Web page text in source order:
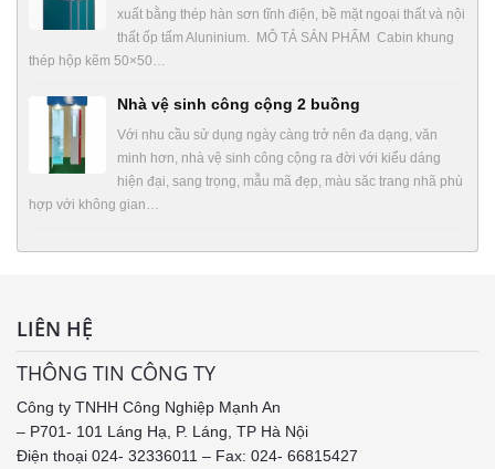
xuất bằng thép hàn sơn tĩnh điện, bề mặt ngoại thất và nội
thất ốp tấm Aluninium. MÔ TẢ SẢN PHẨM Cabin khung
thép hộp kẽm 50×50…
Nhà vệ sinh công cộng 2 buồng
Với nhu cầu sử dụng ngày càng trở nên đa dạng, văn
minh hơn, nhà vệ sinh công cộng ra đời với kiểu dáng
hiện đại, sang trọng, mẫu mã đẹp, màu săc trang nhã phù
hợp với không gian…
LIÊN HỆ
THÔNG TIN CÔNG TY
Công ty TNHH Công Nghiệp Mạnh An
– P701- 101 Láng Hạ, P. Láng, TP Hà Nội
Điện thoại 024- 32336011 – Fax: 024- 66815427